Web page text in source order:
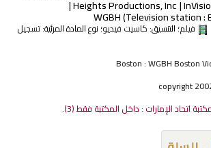
Heights Productions, Inc
WGBH (Television station :
فيلم؛ التنسيق: كاسيت فيديو؛ نوع المادة المرئية:تسجيل
Boston : WGBH Boston
اتحاد الإمارات : داخل المكتبة فقط(3).